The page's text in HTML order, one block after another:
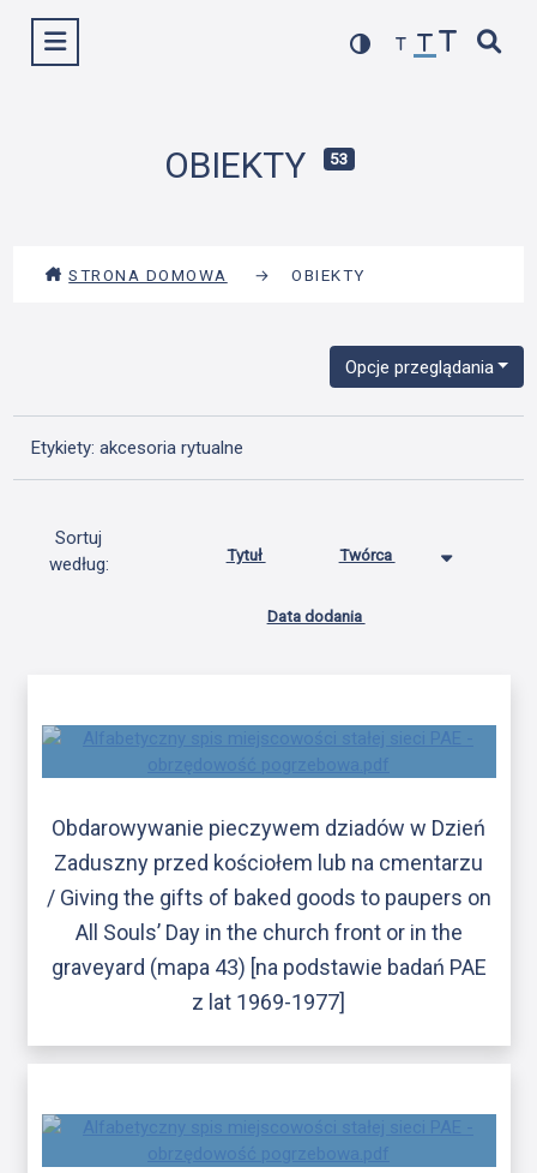
Wyświetl menu
OBIEKTY 53
STRONA DOMOWA → OBIEKTY
Opcje przeglądania
Etykiety: akcesoria rytualne
Sortuj
według:
Tytuł Twórca
Data dodania
Obdarowywanie pieczywem dziadów w Dzień
Zaduszny przed kościołem lub na cmentarzu
/ Giving the gifts of baked goods to paupers on
All Souls’ Day in the church front or in the
graveyard (mapa 43) [na podstawie badań PAE
z lat 1969-1977]